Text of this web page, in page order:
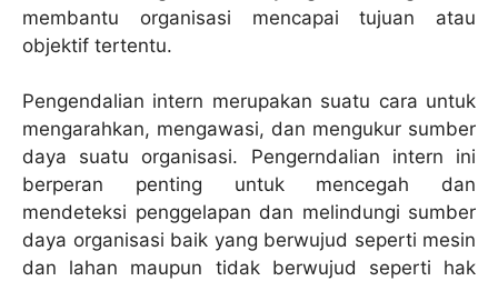
membantu organisasi mencapai tujuan atau
objektif tertentu.
Pengendalian intern merupakan suatu cara untuk
mengarahkan, mengawasi, dan mengukur sumber
daya suatu organisasi. Pengerndalian intern ini
berperan penting untuk mencegah dan
mendeteksi penggelapan dan melindungi sumber
daya organisasi baik yang berwujud seperti mesin
dan lahan maupun tidak berwujud seperti hak